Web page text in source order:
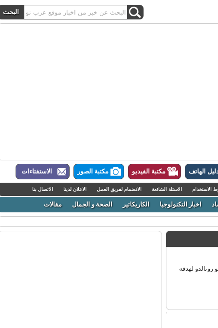
الهاتف مكتبة الفيديو مكتبة الصور الاستفتاءات
الاسئلة الشائعة الانضمام لفريق العمل الاعلان لدينا الاتصال بنا
اخبار التكنولوجيا الكاريكاتير الصحة و الجمال مقالات
لهدفه